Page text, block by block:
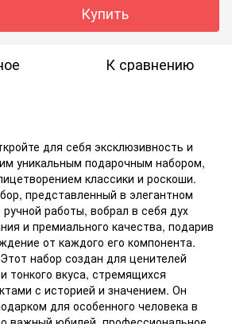
Купить
К сравнению
для себя эксклюзивность и
уникальным подарочным набором,
классики и роскоши.
представленный в элегантном
работы, вобрал в себя дух
и премиального качества, подарив
от каждого его компонента.
набор создан для ценителей
тонкого вкуса, стремящихся
с историей и значением. Он
для особенного человека в